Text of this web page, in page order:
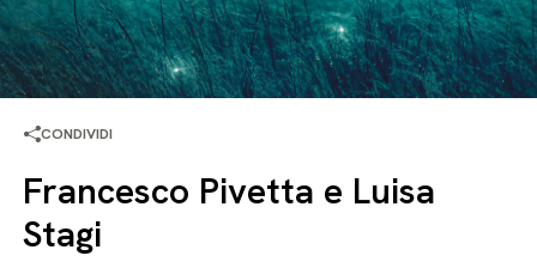
CONDIVIDI
Francesco Pivetta e Luisa
Stagi